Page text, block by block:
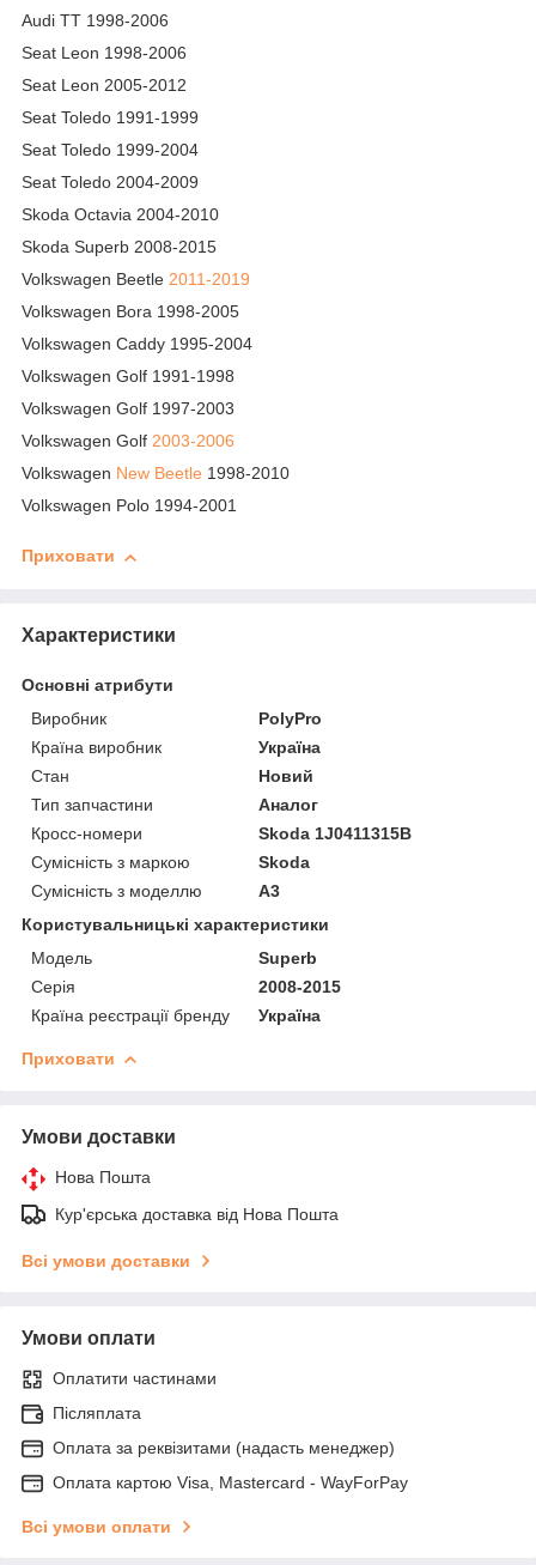
Audi TT 1998-2006
Seat Leon 1998-2006
Seat Leon 2005-2012
Seat Toledo 1991-1999
Seat Toledo 1999-2004
Seat Toledo 2004-2009
Skoda Octavia 2004-2010
Skoda Superb 2008-2015
Volkswagen Beetle 2011-2019
Volkswagen Bora 1998-2005
Volkswagen Caddy 1995-2004
Volkswagen Golf 1991-1998
Volkswagen Golf 1997-2003
Volkswagen Golf 2003-2006
Volkswagen New Beetle 1998-2010
Volkswagen Polo 1994-2001
Приховати
Характеристики
Основні атрибути
Виробник
PolyPro
Країна виробник
Україна
Стан
Новий
Тип запчастини
Аналог
Кросс-номери
Skoda 1J0411315B
Сумісність з маркою
Skoda
Сумісність з моделлю
A3
Користувальницькі характеристики
Модель
Superb
Серія
2008-2015
Країна реєстрації бренду
Україна
Приховати
Умови доставки
Нова Пошта
Кур'єрська доставка від Нова Пошта
Всі умови доставки
Умови оплати
Оплатити частинами
Післяплата
Оплата за реквізитами (надасть менеджер)
Оплата картою Visa, Mastercard - WayForPay
Всі умови оплати